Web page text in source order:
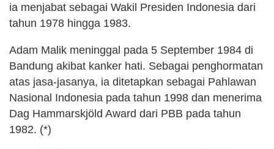
ia menjabat sebagai Wakil Presiden Indonesia dari
tahun 1978 hingga 1983​​.
Adam Malik meninggal pada 5 September 1984 di
Bandung akibat kanker hati. Sebagai penghormatan
atas jasa-jasanya, ia ditetapkan sebagai Pahlawan
Nasional Indonesia pada tahun 1998 dan menerima
Dag Hammarskjöld Award dari PBB pada tahun
1982​​​​. (*)